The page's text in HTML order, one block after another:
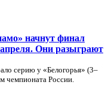
начнут финал
Они разыграют
серию у «Белогорья» (3–
чемпионата России.